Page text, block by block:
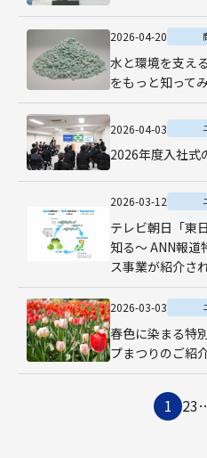
2026-04-20
水と環境を支え
をもっと知って
2026-04-03
2026年度入社式
2026-03-12
テレビ朝日「東
知る〜 ANN報道
ス事業が紹介さ
2026-03-03
春色に染まる特
プまつりのご紹
1 23